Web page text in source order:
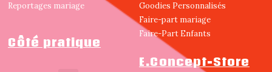
Reportages mariage
Côté pratique
Goodies Personnalisés
Faire-part mariage
Faire-Part Enfants
E.Concept-Store